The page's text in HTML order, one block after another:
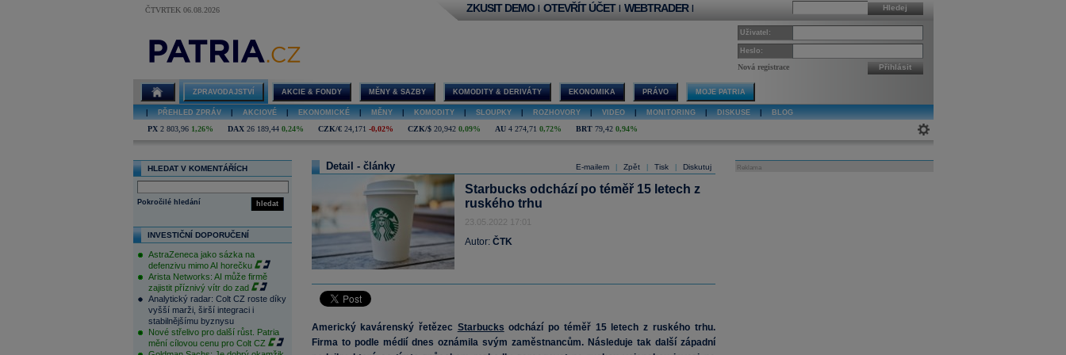
ČTVRTEK 06.08.2026 Hledej
ZKUSIT DEMO | OTEVŘÍT ÚČET | WEBTRADER |
Uživatel:
Heslo:
Nová registrace Přihlásit
ZPRAVODAJSTVÍ AKCIE & FONDY MĚNY & SAZBY KOMODITY & DERIVÁTY EKONOMIKA PRÁVO MOJE PATRIA
PŘEHLED ZPRÁV AKCIOVÉ EKONOMICKÉ MĚNY KOMODITY SLOUPKY ROZHOVORY VIDEO MONITORING DISKUSE BLOG
PX 2 803,96 1,26% DAX 26 189,44 0,24% CZK/€ 24,171 -0,02% CZK/$ 20,942 0,09% AU 4 274,71 0,72% BRT 79,42 0,94%
HLEDAT V KOMENTÁŘÍCH
hledat
Pokročilé hledání
INVESTIČNÍ DOPORUČENÍ
AstraZeneca jako sázka na
defenzivu mimo AI horečku
Arista Networks: AI může firmě
zajistit příznivý vítr do zad
Analytický radar: Colt CZ roste díky
vyšší marži, širší integraci i
stabilnějšímu byznysu
Nové střelivo pro další růst. Patria
mění cílovou cenu pro Colt CZ
E-mailem Zpět Tisk Diskutuj
Detail - články
Starbucks odchází po téměř 15 letech z
ruského trhu
23.05.2022 17:01
Autor: ČTK
Americký kavárenský řetězec Starbucks odchází po téměř 15 letech z ruského trhu.
Firma to podle médií dnes oznámila svým zaměstnancům. Následuje tak další západní
Reklama